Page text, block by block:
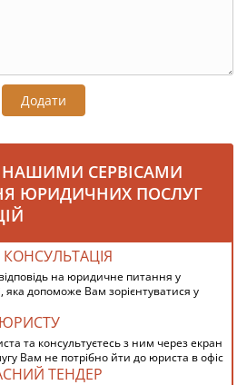
Додати
НАШИМИ СЕРВІСАМИ
ЮРИДИЧНИХ ПОСЛУГ
на юридичне питання у
допоможе Вам зорієнтуватися у
ЮРИСТУ
та консультуєтесь з ним через екран
Вам не потрібно йти до юриста в офіс
ТЕНДЕР